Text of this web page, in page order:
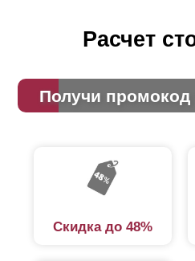
Расчет
Получи промокод
Скидка до 48%